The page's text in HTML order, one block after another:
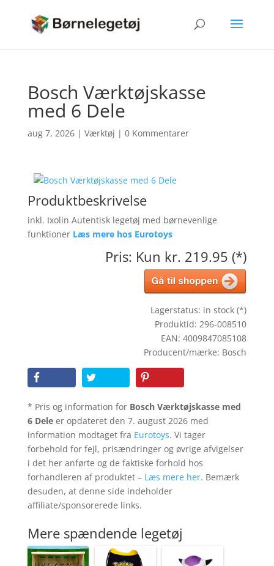
Bosch Værktøjskasse
med 6 Dele
aug 7, 2026| Værktøj | 0 Kommentarer
Produktbeskrivelse
inkl. Ixolin Autentisk legetøj med børnevenlige
funktioner Læs mere hos Eurotoys
Pris: Kun kr. 219.95 (*)
Lagerstatus: in stock (*)
Produktid: 296-008510
EAN: 4009847085108
Producent/mærke: Bosch
* Pris og information for Bosch Værktøjskasse med
6 Deleer opdateret den 7. august 2026 med
information modtaget fra Eurotoys. Vi tager
forbehold for fejl, prisændringer og øvrige afvigelser
i det her anførte og de faktiske forhold hos
forhandleren af produktet – Læs mere her. Bemærk
desuden, at denne side indeholder
affiliate/sponsorerede links.
Mere spændende legetøj